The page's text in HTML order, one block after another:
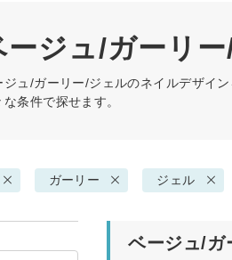
ージュ/ガーリ
ジュ/ガーリー/ジェルのネイルデザイ
な条件で探せます。
ガーリー ジェル
ベージュ/ガ